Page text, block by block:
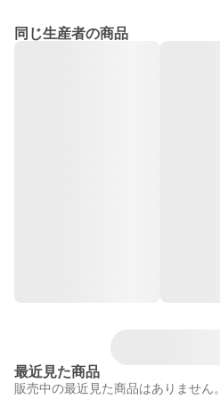
同じ生産者の商品
最近見た商品
販売中の最近見た商品はありません。